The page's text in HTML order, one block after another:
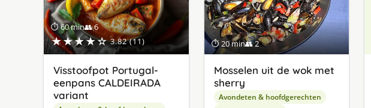
⏱ 60 min👥 6
★★★★☆ 3.82 (11)
Visstoofpot Portugal-
eenpans CALDEIRADA
variant
⏱ 20 min👥 2
Mosselen uit de wok met
sherry
Avondeten & hoofdgerechten